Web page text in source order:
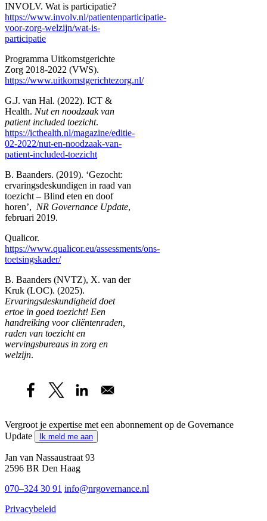
INVOLV. Wat is participatie?
https://www.involv.nl/patientenparticipatie-
voor-zorg-welzijn/wat-is-
participatie
Programma Uitkomstgerichte
Zorg 2018-2022 (VWS).
https://www.uitkomstgerichtezorg.nl/
G.J. van Hal. (2022). ICT &
Health. Nut en noodzaak van
patient included toezicht.
https://icthealth.nl/magazine/editie-
02-2022/nut-en-noodzaak-van-
patient-included-toezicht
B. Baanders. (2019). ‘Gezocht:
ervaringsdeskundigen in raad van
toezicht – Blind eten en doof
horen’, NR Governance Update,
februari 2019.
Qualicor.
https://www.qualicor.eu/assessments/ons-
toetsingskader/
B. Baanders (NVTZ), X. van der
Kruk (LOC). (2025).
Ervaringsdeskundigheid doet
ertoe in goed toezicht! Een
handreiking voor cliëntenraden,
raden van toezicht en
wervingsbureaus in zorg en
welzijn.
Vergroot je expertise met een abonnement op de Governance
Update
Ik meld me aan
Jan van Nassaustraat 93
2596 BR Den Haag
070–324 30 91 info@nrgovernance.nl
Privacybeleid